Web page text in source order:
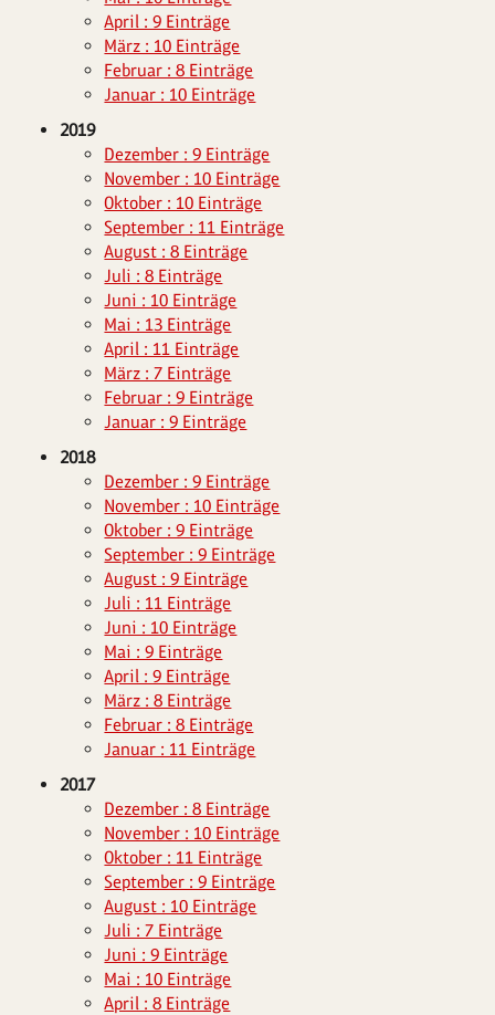
April : 9 Einträge
März : 10 Einträge
Februar : 8 Einträge
Januar : 10 Einträge
2019
Dezember : 9 Einträge
November : 10 Einträge
Oktober : 10 Einträge
September : 11 Einträge
August : 8 Einträge
Juli : 8 Einträge
Juni : 10 Einträge
Mai : 13 Einträge
April : 11 Einträge
März : 7 Einträge
Februar : 9 Einträge
Januar : 9 Einträge
2018
Dezember : 9 Einträge
November : 10 Einträge
Oktober : 9 Einträge
September : 9 Einträge
August : 9 Einträge
Juli : 11 Einträge
Juni : 10 Einträge
Mai : 9 Einträge
April : 9 Einträge
März : 8 Einträge
Februar : 8 Einträge
Januar : 11 Einträge
2017
Dezember : 8 Einträge
November : 10 Einträge
Oktober : 11 Einträge
September : 9 Einträge
August : 10 Einträge
Juli : 7 Einträge
Juni : 9 Einträge
Mai : 10 Einträge
April : 8 Einträge